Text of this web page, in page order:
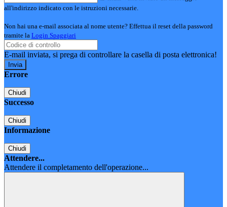
all'indirizzo indicato con le istruzioni necessarie.
Non hai una e-mail associata al nome utente? Effettua il reset della password
tramite la Login Spaggiari
E-mail inviata, si prega di controllare la casella di posta elettronica!
Errore
Chiudi
Successo
Chiudi
Informazione
Chiudi
Attendere...
Attendere il completamento dell'operazione...